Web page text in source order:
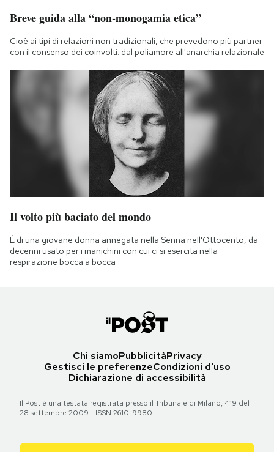
Breve guida alla “non-monogamia etica”
Cioè ai tipi di relazioni non tradizionali, che prevedono più partner
con il consenso dei coinvolti: dal poliamore all'anarchia relazionale
Il volto più baciato del mondo
È di una giovane donna annegata nella Senna nell'Ottocento, da
decenni usato per i manichini con cui ci si esercita nella
respirazione bocca a bocca
Chi siamoPubblicitàPrivacy
Gestisci le preferenzeCondizioni d'uso
Dichiarazione di accessibilità
Il Post è una testata registrata presso il Tribunale di Milano, 419 del
28 settembre 2009 - ISSN 2610-9980